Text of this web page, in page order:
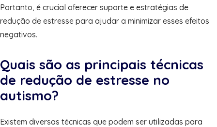
Portanto, é crucial oferecer suporte e estratégias de
redução de estresse para ajudar a minimizar esses efeitos
negativos.
Quais são as principais técnicas
de redução de estresse no
autismo?
Existem diversas técnicas que podem ser utilizadas para